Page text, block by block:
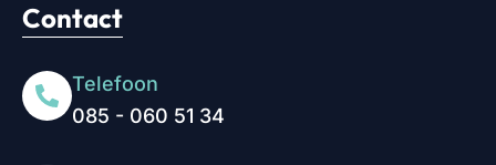
Contact
Telefoon
085 - 060 51 34